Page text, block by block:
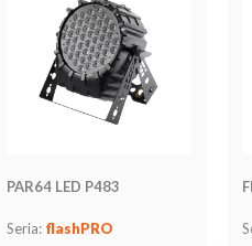
PAR64 LED P483
Seria: flashPRO